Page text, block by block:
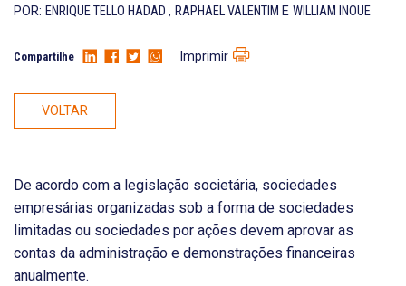
POR: ENRIQUE TELLO HADAD , RAPHAEL VALENTIM E WILLIAM INOUE
Compartilhe Imprimir
VOLTAR
De acordo com a legislação societária, sociedades
empresárias organizadas sob a forma de sociedades
limitadas ou sociedades por ações devem aprovar as
contas da administração e demonstrações financeiras
anualmente.